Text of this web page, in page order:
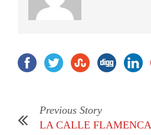
Previous Story
LA CALLE FLAMENCA